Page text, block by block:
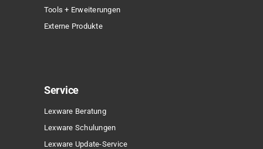
Tools + Erweiterungen
Externe Produkte
Service
Lexware Beratung
Lexware Schulungen
Lexware Update-Service